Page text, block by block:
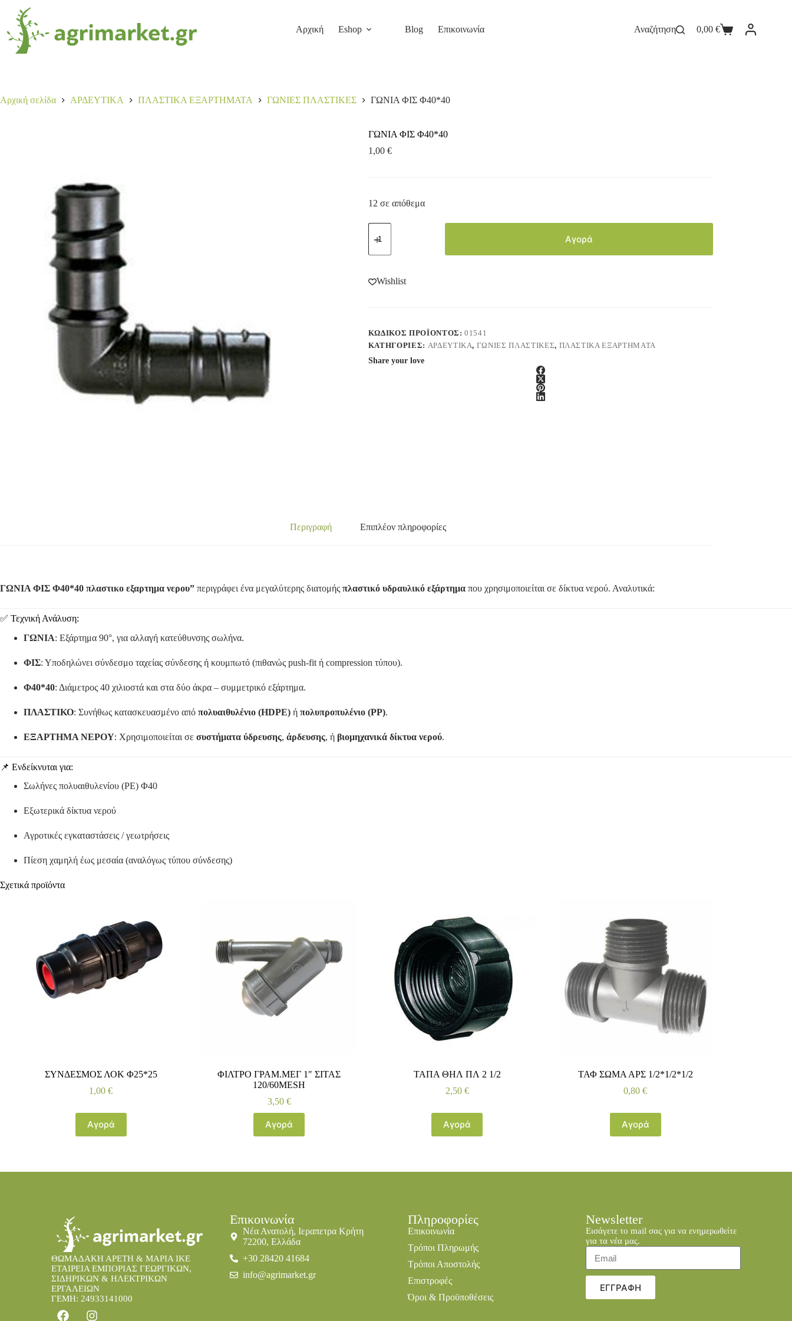
Αρχική Eshop Blog Επικοινωνία Αναζήτηση 0,00 €
Αρχική σελίδα ΑΡΔΕΥΤΙΚΑ ΠΛΑΣΤΙΚΑ ΕΞΑΡΤΗΜΑΤΑ ΓΩΝΙΕΣ ΠΛΑΣΤΙΚΕΣ ΓΩΝΙΑ ΦΙΣ Φ40*40
ΓΩΝΙΑ ΦΙΣ Φ40*40
1,00 €
12 σε απόθεμα
Αγορά
Wishlist
ΚΩΔΙΚΌΣ ΠΡΟΪΌΝΤΟΣ:01541
ΚΑΤΗΓΟΡΊΕΣ: ΑΡΔΕΥΤΙΚΑ, ΓΩΝΙΕΣ ΠΛΑΣΤΙΚΕΣ, ΠΛΑΣΤΙΚΑ ΕΞΑΡΤΗΜΑΤΑ
Share your love
Περιγραφή Επιπλέον πληροφορίες
ΓΩΝΙΑ ΦΙΣ Φ40*40 πλαστικο εξαρτημα νερου” περιγράφει ένα μεγαλύτερης διατομής πλαστικό υδραυλικό εξάρτημα που χρησιμοποιείται σε δίκτυα νερού. Αναλυτικά:
✅ Τεχνική Ανάλυση:
ΓΩΝΙΑ: Εξάρτημα 90°, για αλλαγή κατεύθυνσης σωλήνα.
ΦΙΣ: Υποδηλώνει σύνδεσμο ταχείας σύνδεσης ή κουμπωτό (πιθανώς push-fit ή compression τύπου).
Φ40*40: Διάμετρος 40 χιλιοστά και στα δύο άκρα – συμμετρικό εξάρτημα.
ΠΛΑΣΤΙΚΟ: Συνήθως κατασκευασμένο από πολυαιθυλένιο (HDPE) ή πολυπροπυλένιο (PP).
ΕΞΑΡΤΗΜΑ ΝΕΡΟΥ: Χρησιμοποιείται σε συστήματα ύδρευσης, άρδευσης, ή βιομηχανικά δίκτυα νερού.
📌 Ενδείκνυται για:
Σωλήνες πολυαιθυλενίου (PE) Φ40
Εξωτερικά δίκτυα νερού
Αγροτικές εγκαταστάσεις / γεωτρήσεις
Πίεση χαμηλή έως μεσαία (αναλόγως τύπου σύνδεσης)
Σχετικά προϊόντα
ΣΥΝΔΕΣΜΟΣ ΛΟΚ Φ25*25
1,00€
Αγορά
ΦΙΛΤΡΟ ΓΡΑΜ.ΜΕΓ 1″ ΣΙΤΑΣ
120/60ΜΕSH
3,50 €
Αγορά
ΤΑΠΑ ΘΗΛ ΠΛ 2 1/2
2,50 €
Αγορά
ΤΑΦ ΣΩΜΑ ΑΡΣ 1/2*1/2*1/2
0,80€
Αγορά
ΘΩΜΑΔΑΚΗ ΑΡΕΤΗ & ΜΑΡΙΑ IKE
ΕΤΑΙΡΕΙΑ ΕΜΠΟΡΙΑΣ ΓΕΩΡΓΙΚΩΝ,
ΣΙΔΗΡΙΚΩΝ & ΗΛΕΚΤΡΙΚΩΝ
ΕΡΓΑΛΕΙΩΝ
ΓΕΜΗ: 24933141000
Επικοινωνία
Νέα Ανατολή, Ιεραπετρα Κρήτη
72200, Ελλάδα
+30 28420 41684
info@agrimarket.gr
Πληροφορίες
Επικοινωνία
Τρόποι Πληρωμής
Τρόποι Αποστολής
Επιστροφές
Όροι & Προϋποθέσεις
Newsletter
Εισάγετε το mail σας για να ενημερωθείτε
για τα νέα μας.
ΕΓΓΡΑΦΗ